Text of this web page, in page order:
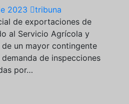
2023
tribuna
de exportaciones de
al Servicio Agrícola y
un mayor contingente
de inspecciones
por…